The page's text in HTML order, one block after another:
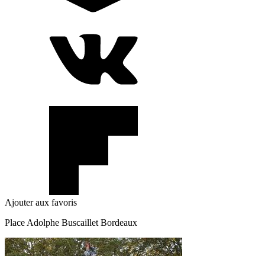
Ajouter aux favoris
Place Adolphe Buscaillet Bordeaux